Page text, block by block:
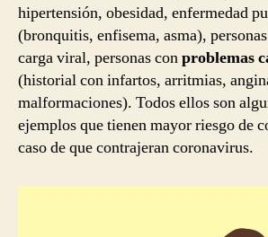
hipertensión, obesidad, enfermedad
(bronquitis, enfisema, asma),
carga viral, personas conproblemas
(historial con infartos, arritmias,
malformaciones). Todos ellos son
ejemplos que tienen mayor riesgo de
caso de que contrajeran coronavirus.